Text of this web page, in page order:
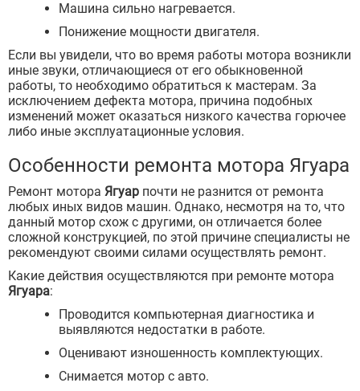
Машина сильно нагревается.
Понижение мощности двигателя.
Если вы увидели, что во время работы мотора возникли
иные звуки, отличающиеся от его обыкновенной
работы, то необходимо обратиться к мастерам. За
исключением дефекта мотора, причина подобных
изменений может оказаться низкого качества горючее
либо иные эксплуатационные условия.
Особенности ремонта мотора Ягуара
Ремонт мотора Ягуар почти не разнится от ремонта
любых иных видов машин. Однако, несмотря на то, что
данный мотор схож с другими, он отличается более
сложной конструкцией, по этой причине специалисты не
рекомендуют своими силами осуществлять ремонт.
Какие действия осуществляются при ремонте мотора
Ягуара:
Проводится компьютерная диагностика и
выявляются недостатки в работе.
Оценивают изношенность комплектующих.
Снимается мотор с авто.